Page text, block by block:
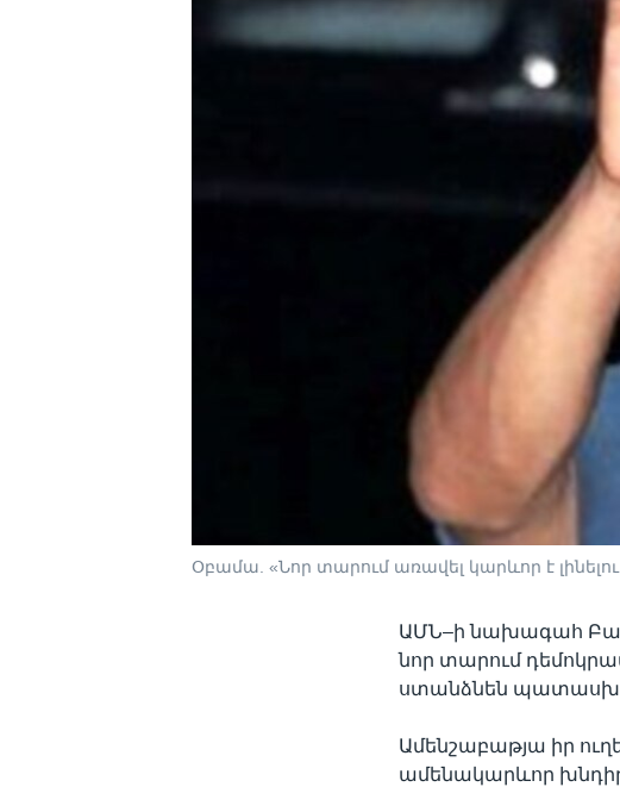
Օբամա. «Նոր տարում առավել կարևոր է լինելու
ԱՄՆ–ի նախագահ
նոր տարում
ստանձնեն
Ամենշաբաթյա իր
ամենակարևոր